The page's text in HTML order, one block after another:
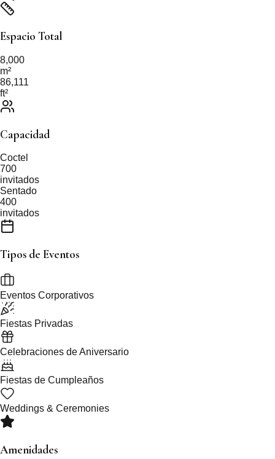
Espacio Total
8,000
m²
86,111
ft²
Capacidad
Coctel
700
invitados
Sentado
400
invitados
Tipos de Eventos
Eventos Corporativos
Fiestas Privadas
Celebraciones de Aniversario
Fiestas de Cumpleaños
Weddings & Ceremonies
Amenidades